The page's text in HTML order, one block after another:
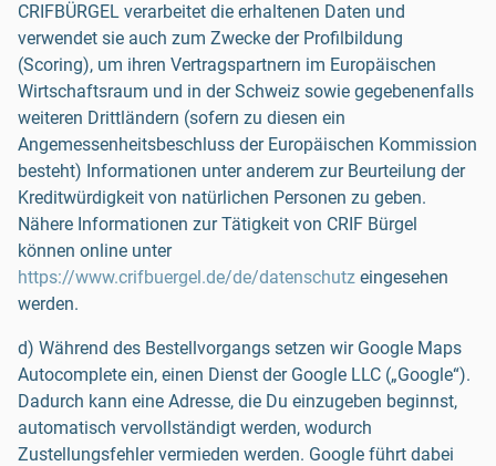
CRIFBÜRGEL verarbeitet die erhaltenen Daten und
verwendet sie auch zum Zwecke der Profilbildung
(Scoring), um ihren Vertragspartnern im Europäischen
Wirtschaftsraum und in der Schweiz sowie gegebenenfalls
weiteren Drittländern (sofern zu diesen ein
Angemessenheitsbeschluss der Europäischen Kommission
besteht) Informationen unter anderem zur Beurteilung der
Kreditwürdigkeit von natürlichen Personen zu geben.
Nähere Informationen zur Tätigkeit von CRIF Bürgel
können online unter
https://www.crifbuergel.de/de/datenschutz eingesehen
werden.
d) Während des Bestellvorgangs setzen wir Google Maps
Autocomplete ein, einen Dienst der Google LLC („Google“).
Dadurch kann eine Adresse, die Du einzugeben beginnst,
automatisch vervollständigt werden, wodurch
Zustellungsfehler vermieden werden. Google führt dabei